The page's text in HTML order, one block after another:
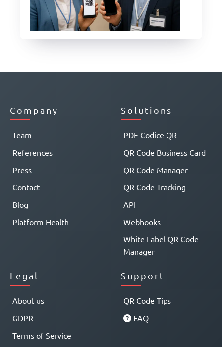
Company
Team
References
Press
Contact
Blog
Platform Health
Solutions
PDF Codice QR
QR Code Business Card
QR Code Manager
QR Code Tracking
API
Webhooks
White Label QR Code
Manager
Legal
About us
GDPR
Terms of Service
Support
QR Code Tips
FAQ